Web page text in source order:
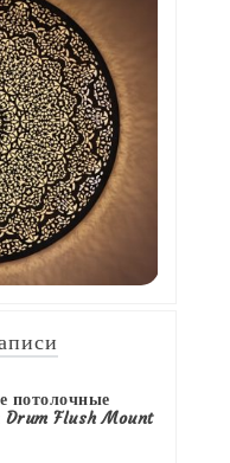
потолочные
Drum Flush Mount